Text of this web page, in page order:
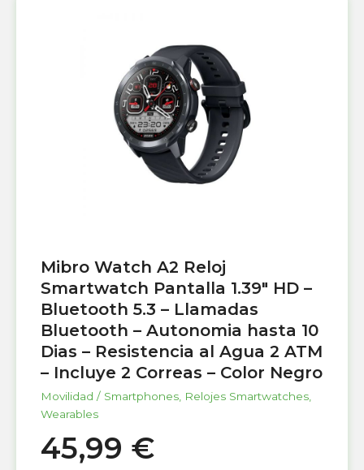
Mibro Watch A2 Reloj
Smartwatch Pantalla 1.39″ HD –
Bluetooth 5.3 – Llamadas
Bluetooth – Autonomia hasta 10
Dias – Resistencia al Agua 2 ATM
– Incluye 2 Correas – Color Negro
Movilidad / Smartphones Relojes Smartwatches
Wearables
45,99 €